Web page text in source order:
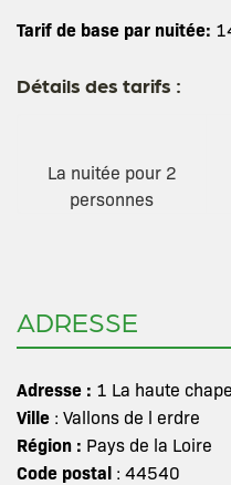
Tarif de base par nuitée:
Détails des tarifs :
La nuitée pour 2
personnes
ADRESSE
Adresse : 1 La haute
Ville : Vallons de l erdre
Région : Pays de la Loire
Code postal : 44540